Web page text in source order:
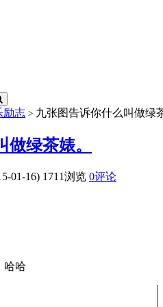
励志 > 九张图告诉你什么叫做绿
绿茶婊。
01-16) 1711浏览 0评论
哈哈